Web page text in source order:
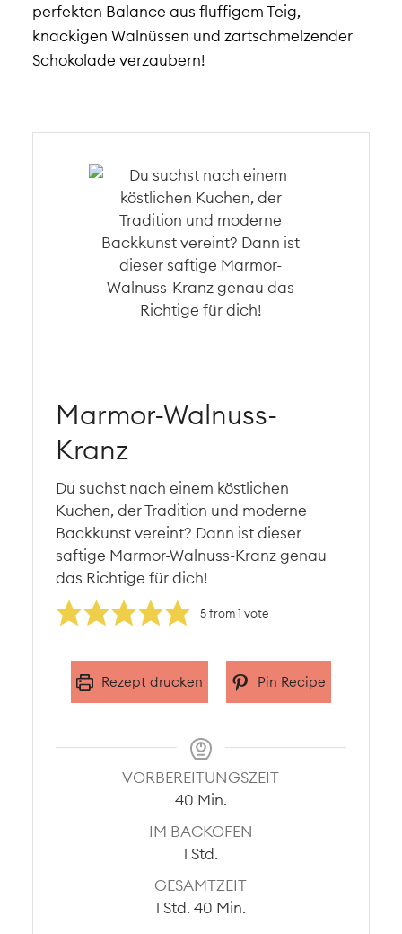
perfekten Balance aus fluffigem Teig,
knackigen Walnüssen und zartschmelzender
Schokolade verzaubern!
Marmor-Walnuss-
Kranz
Du suchst nach einem köstlichen
Kuchen, der Tradition und moderne
Backkunst vereint? Dann ist dieser
saftige Marmor-Walnuss-Kranz genau
das Richtige für dich!
5from 1 vote
Rezept drucken Pin Recipe
VORBEREITUNGSZEIT
40Minuten
Min.
IM BACKOFEN
1 Stunde
Std.
GESAMTZEIT
1 Stunde
Std. 40 Minuten
Min.